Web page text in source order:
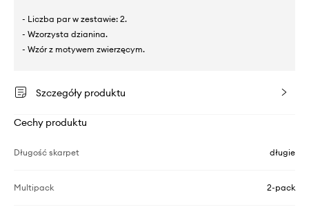
- Liczba par w zestawie: 2.
- Wzorzysta dzianina.
- Wzór z motywem zwierzęcym.
Szczegóły produktu
Cechy produktu
Długość skarpet długie
Multipack 2-pack